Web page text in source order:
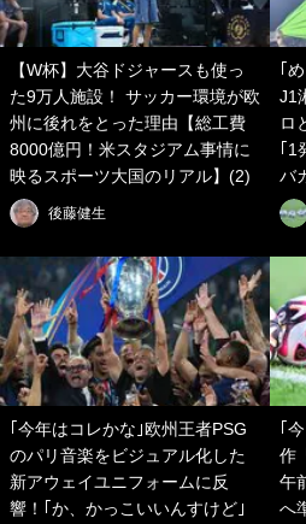
【W杯】大谷ドジャースも使っ
た9万人施設！ サッカー環境が欧
州に後れをとった理由【総工費
8000億円！米スタジアム事情に
映るスポーツ大国のリアル】(2)
後藤健生
｢
J1
ロ
｢
バ
｢今年はコレかな｣欧州王者PSG
のパリ音楽をビジュアル化した
新アウェイユニフォームに反
響！｢か、かっこいいんすけど｣
｢
作
午
へ